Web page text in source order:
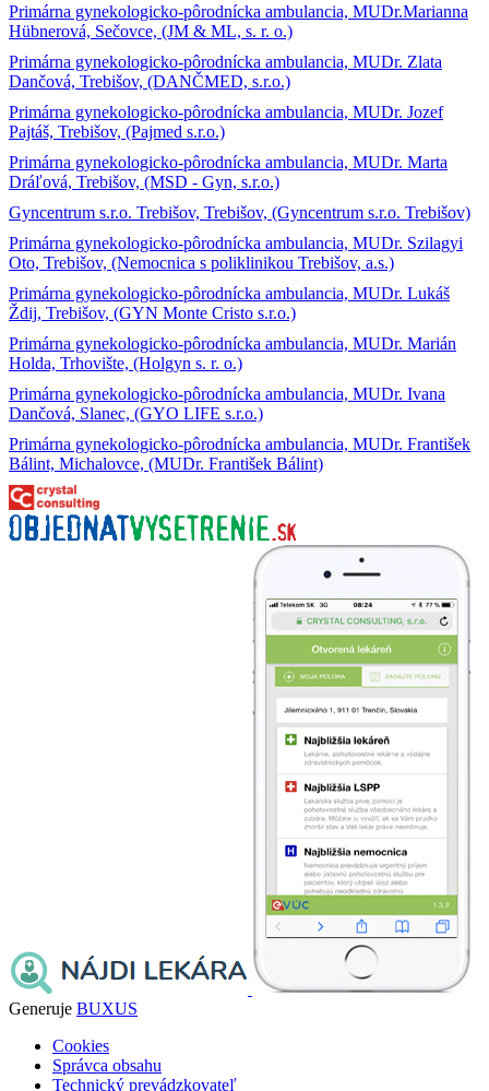
Primárna gynekologicko-pôrodnícka ambulancia, MUDr.Marianna
Hübnerová, Sečovce, (JM & ML, s. r. o.)
Primárna gynekologicko-pôrodnícka ambulancia, MUDr. Zlata
Dančová, Trebišov, (DANČMED, s.r.o.)
Primárna gynekologicko-pôrodnícka ambulancia, MUDr. Jozef
Pajtáš, Trebišov, (Pajmed s.r.o.)
Primárna gynekologicko-pôrodnícka ambulancia, MUDr. Marta
Dráľová, Trebišov, (MSD - Gyn, s.r.o.)
Gyncentrum s.r.o. Trebišov, Trebišov, (Gyncentrum s.r.o. Trebišov)
Primárna gynekologicko-pôrodnícka ambulancia, MUDr. Szilagyi
Oto, Trebišov, (Nemocnica s poliklinikou Trebišov, a.s.)
Primárna gynekologicko-pôrodnícka ambulancia, MUDr. Lukáš
Ždij, Trebišov, (GYN Monte Cristo s.r.o.)
Primárna gynekologicko-pôrodnícka ambulancia, MUDr. Marián
Holda, Trhovište, (Holgyn s. r. o.)
Primárna gynekologicko-pôrodnícka ambulancia, MUDr. Ivana
Dančová, Slanec, (GYO LIFE s.r.o.)
Primárna gynekologicko-pôrodnícka ambulancia, MUDr. František
Bálint, Michalovce, (MUDr. František Bálint)
Generuje BUXUS
Cookies
Správca obsahu
Technický prevádzkovateľ